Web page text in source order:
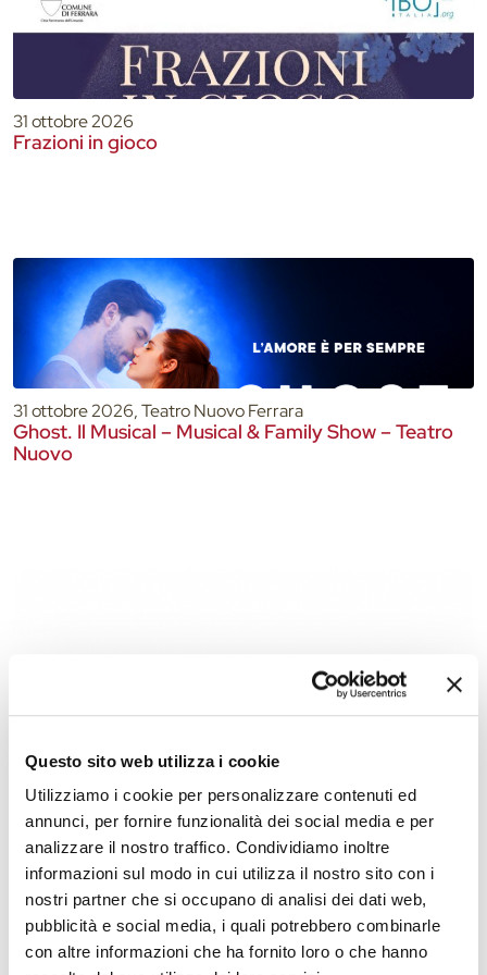
Questo sito web utilizza i cookie
Utilizziamo i cookie per personalizzare contenuti ed
annunci, per fornire funzionalità dei social media e per
analizzare il nostro traffico. Condividiamo inoltre
informazioni sul modo in cui utilizza il nostro sito con i
nostri partner che si occupano di analisi dei dati web,
pubblicità e social media, i quali potrebbero combinarle
con altre informazioni che ha fornito loro o che hanno
31 ottobre 2026
Frazioni in gioco
31 ottobre 2026, Teatro Nuovo Ferrara
Ghost. Il Musical – Musical & Family Show – Teatro
Nuovo
01 novembre 2026, Piazza Trento e Trieste
Ferraresi